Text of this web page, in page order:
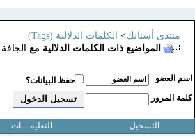
منتدى أسنانك>الكلمات الدلالية (Tags)
المواضيع ذات الكلمات الدلالية مع الجافة
اسم العضو
حفظ البيانات؟
كلمة المرور
التسجيل التعليمـــات